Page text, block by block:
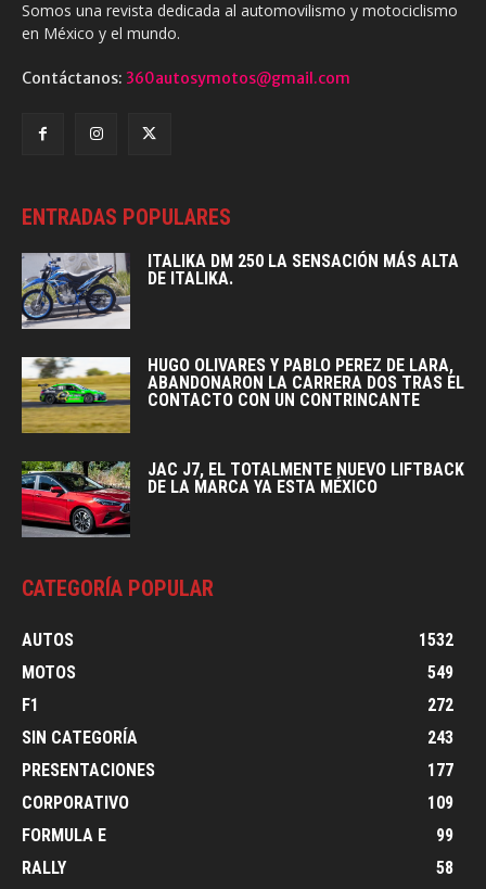
Somos una revista dedicada al automovilismo y motociclismo
en México y el mundo.
Contáctanos: 360autosymotos@gmail.com
ENTRADAS POPULARES
ITALIKA DM 250 LA SENSACIÓN MÁS ALTA
DE ITALIKA.
HUGO OLIVARES Y PABLO PEREZ DE LARA,
ABANDONARON LA CARRERA DOS TRAS EL
CONTACTO CON UN CONTRINCANTE
JAC J7, EL TOTALMENTE NUEVO LIFTBACK
DE LA MARCA YA ESTA MÉXICO
CATEGORÍA POPULAR
AUTOS
1532
MOTOS
549
F1
272
SIN CATEGORÍA
243
PRESENTACIONES
177
CORPORATIVO
109
FORMULA E
99
RALLY
58